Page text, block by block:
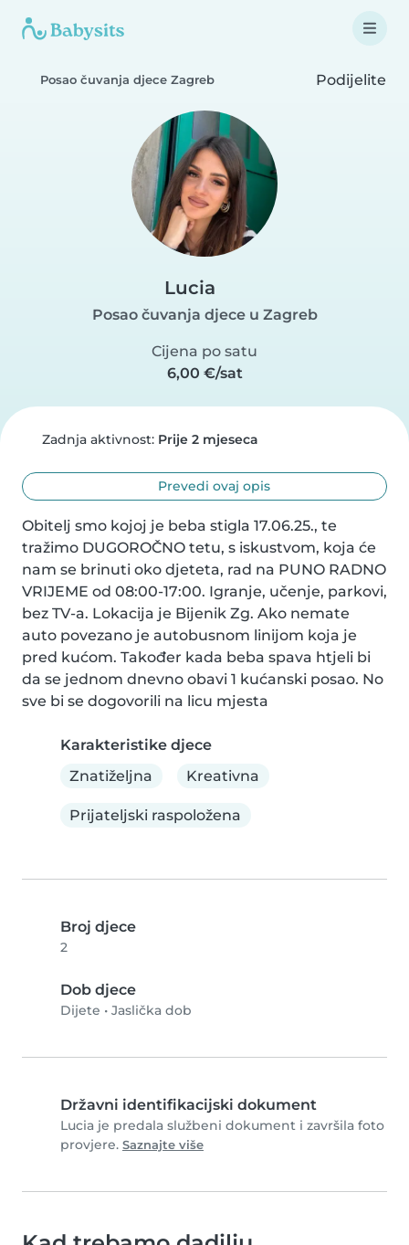
Posao čuvanja djece Zagreb Podijelite
Lucia
Posao čuvanja djece u Zagreb
Cijena po satu
6,00 €/sat
Zadnja aktivnost: Prije 2 mjeseca
Prevedi ovaj opis
Obitelj smo kojoj je beba stigla 17.06.25., te
tražimo DUGOROČNO tetu, s iskustvom, koja će
nam se brinuti oko djeteta, rad na PUNO RADNO
VRIJEME od 08:00-17:00. Igranje, učenje, parkovi,
bez TV-a. Lokacija je Bijenik Zg. Ako nemate
auto povezano je autobusnom linijom koja je
pred kućom. Također kada beba spava htjeli bi
da se jednom dnevno obavi 1 kućanski posao. No
sve bi se dogovorili na licu mjesta
Karakteristike djece
Znatiželjna
Kreativna
Prijateljski raspoložena
Broj djece
2
Dob djece
Dijete • Jaslička dob
Državni identifikacijski dokument
Lucia je predala službeni dokument i završila foto
provjere. Saznajte više